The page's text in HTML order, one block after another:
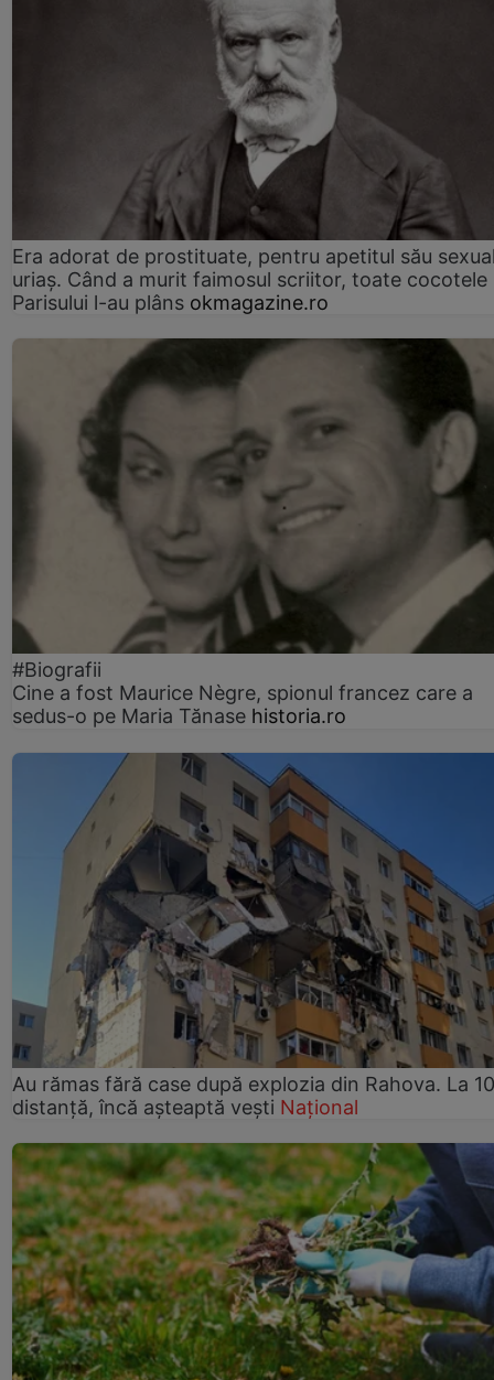
Era adorat de prostituate, pentru apetitul său
uriaș. Când a murit faimosul scriitor, toate cocotele
Parisului l-au plâns okmagazine.ro
#Biografii
Cine a fost Maurice Nègre, spionul francez care a
sedus-o pe Maria Tănase historia.ro
Au rămas fără case după explozia din Rahova. La
distanță, încă așteaptă vești Național